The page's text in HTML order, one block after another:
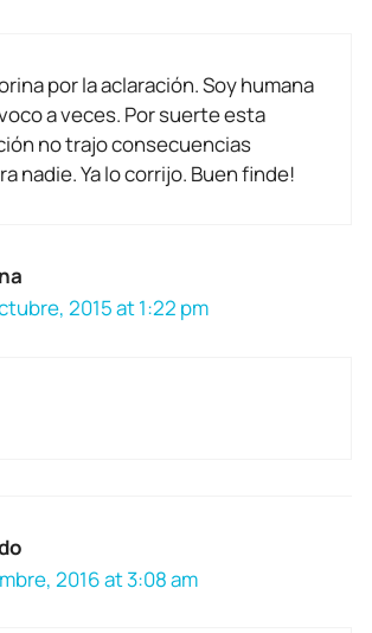
por la aclaración. Soy humana
a veces. Por suerte esta
no trajo consecuencias
nadie. Ya lo corrijo. Buen finde!
2015 at 1:22 pm
2016 at 3:08 am